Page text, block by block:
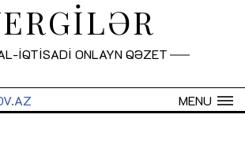
İQTİSADİ ONLAYN QƏZET
MENU